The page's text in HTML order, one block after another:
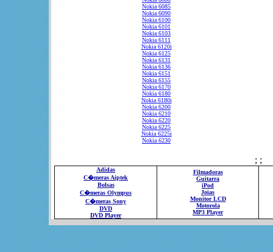
Nokia 6085
Nokia 6090
Nokia 6100
Nokia 6101
Nokia 6103
Nokia 6111
Nokia 6120i
Nokia 6125
Nokia 6131
Nokia 6136
Nokia 6151
Nokia 6155
Nokia 6170
Nokia 6180
Nokia 6180i
Nokia 6200
Nokia 6210
Nokia 6220
Nokia 6225
Nokia 6225i
Nokia 6230
; ;
Adidas
C�meras Aiptek
Bolsas
C�meras Olympus
C�meras Sony
DVD
DVD Player
Filmadoras
Guitarra
iPod
Joias
Monitor LCD
Motorola
MP3 Player